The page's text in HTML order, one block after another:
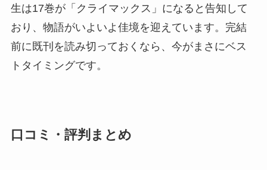
生は17巻が「クライマックス」になると告知して
おり、物語がいよいよ佳境を迎えています。完結
前に既刊を読み切っておくなら、今がまさにベス
トタイミングです。
口コミ・評判まとめ